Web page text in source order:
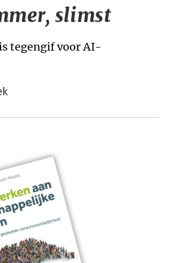
slimst
tegengif voor AI-